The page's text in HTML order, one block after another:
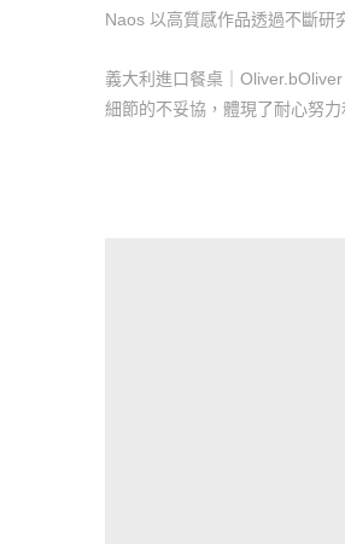
Naos 以高質感作品透過不斷研
義大利進口餐桌｜
細節的不妥協，體現了耐心努